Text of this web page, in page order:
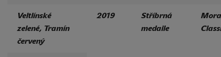
Veltlínské
zelené, Tramín
červený
2019
Stříbrná
medaile